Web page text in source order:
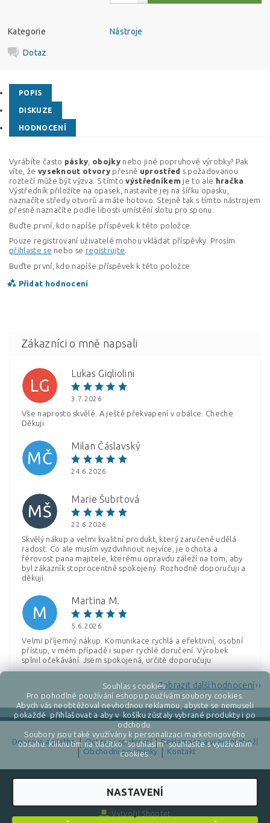
Kategorie Nástroje
Dotaz
POPIS
DISKUZE
HODNOCENÍ
Vyrábíte často pásky obojkynebo jiné popruhové výrobky? Pak
víte, že vyseknout otvory přesně uprostřed s požadovanou
roztečí může být výzva. S tímtovýstředníkem je to ale hračka
Výstředník přiložíte na opasek, nastavíte jej na šířku opasku,
naznačíte středy otvorů a máte hotovo. Stejně tak s tímto nástrojem
přesně naznačíte podle libosti umístění slotu pro sponu.
Buďte první, kdo napíše příspěvek k této položce.
Pouze registrovaní uživatelé mohou vkládat příspěvky. Prosím
přihlaste se nebo se registrujte
Buďte první, kdo napíše příspěvek k této položce.
Přidat hodnocení
Vložením hodnocení souhlasíte s
LG
Lukas Gigliolini
3.7.2026
Vše naprosto skvělé. A ještě překvapení v obálce. Cheche
Děkuji
MČ
Milan Čáslavský
24.6.2026
MŠ
Marie Šubrtová
22.6.2026
Skvělý nákup a velmi kvalitní produkt, který zaručeně udělá
radost. Co ale musím vyzdvihnout nejvíce, je ochota a
férovost pana majitele, kterému opravdu záleží na tom, aby
byl zákazník stoprocentně spokojený. Rozhodně doporučuji a
děkuji.
M
Martina M.
5.6.2026
Velmi příjemný nákup. Komunikace rychlá a efektivní, osobní
přístup, v mém případě i super rychlé doručení. Výrobek
splnil očekávání. Jsem spokojená, určitě doporučuju.
Zobrazit další hodnocení
Doprava a platba | Ochrana soukromí | Reklamace a vrácení zboží
Obchodní podmínky Kontakt
Ecocase, všechna práva vyhrazena
Vytvořil Shoptet
Souhlas s cookies.
Pro pohodlné používání eshopu používám soubory cookies.
Abych vás neobtěžoval nevhodnou reklamou, abyste se nemuseli
pokaždé přihlašovat a aby v košíku zůstaly vybrané produkty i po
odchodu.
Soubory jsou také využívány k personalizaci marketingového
obsahu. Kliknutím na tlačítko "souhlasím" souhlasíte s využíváním
cookies.
NASTAVENÍ